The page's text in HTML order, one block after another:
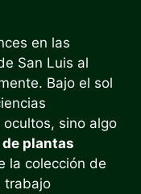
en las
San Luis al
Bajo el sol
sino algo
plantas
la colección de
trabajo